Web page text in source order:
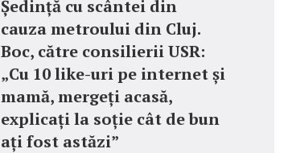
Ședință cu scântei din
cauza metroului din Cluj.
Boc, către consilierii USR:
„Cu 10 like-uri pe internet și
mamă, mergeți acasă,
explicați la soție cât de bun
ați fost astăzi”